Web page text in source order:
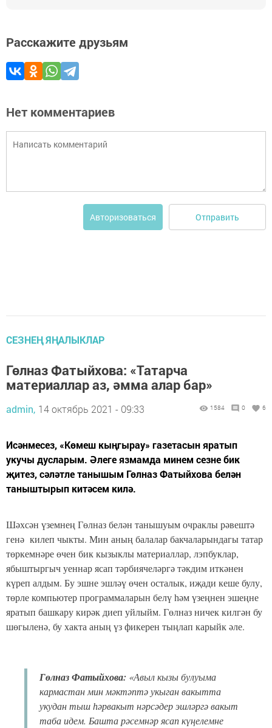
Расскажите друзьям
Нет комментариев
Авторизоваться Отправить
СЕЗНЕҢ ЯҢАЛЫКЛАР
Гөлназ Фатыйхова: «Татарча
материаллар аз, әмма алар бар»
admin, 14 октябрь 2021 - 09:33 1584 0 6
Исәнмесез, «Көмеш кыңгырау» газетасын яратып
укучы дусларым. Әлеге язмамда минем сезне бик
җитез, сәләтле танышым Гөлназ Фатыйхова белән
таныштырып китәсем килә.
Шәхсән үземнең Гөлназ белән танышуым очраклы рәвештә
генә килеп чыкты. Мин аның балалар бакчаларындагы татар
төркемнәре өчен бик кызыклы материаллар, лэпбуклар,
ябыштыргыч уеннар ясап тәрбиячеләргә тәкдим иткәнен
күреп алдым. Бу эшне эшләү өчен осталык, иҗади кеше булу,
төрле компьютер программаларын белү һәм үзеңнен эшеңне
яратып башкару кирәк диеп уйлыйм. Гөлназ ничек килгән бу
шөгыленә, бу хакта аның үз фикерен тыңлап карыйк әле.
Гөлназ Фатыйхова: «Авыл кызы булуыма
кармастан мин мәктәптә укыган вакытта
укудан тыш һәрвакыт нәрсәдер эшләргә вакыт
таба идем. Башта рәсемнәр ясап күңелемне